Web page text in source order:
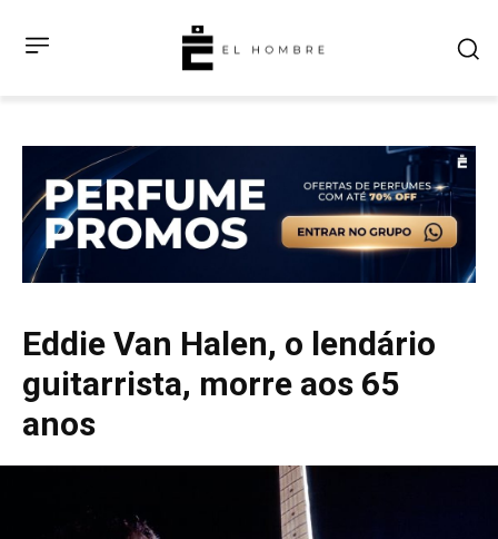
Eddie Van Halen, o lendário
guitarrista, morre aos 65
anos